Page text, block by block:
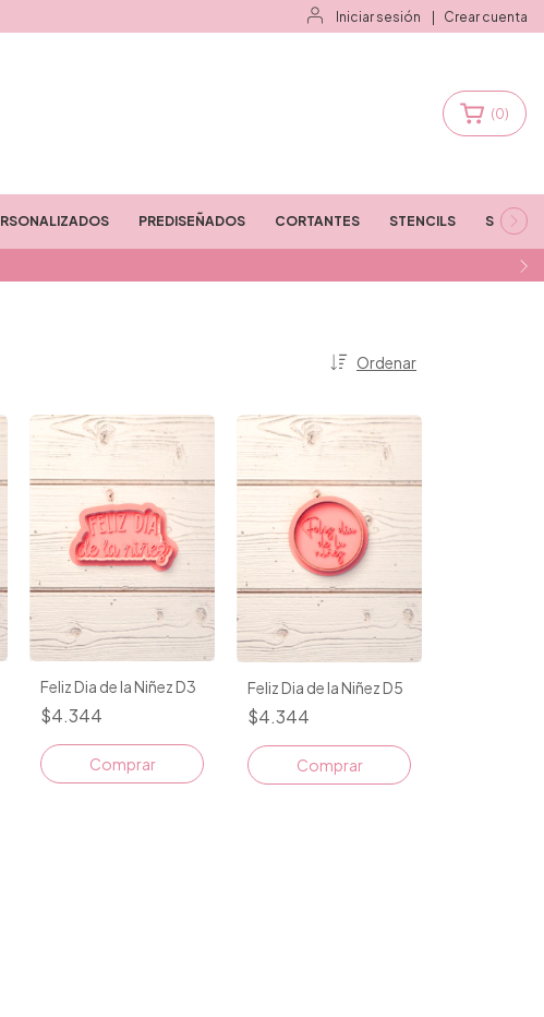
Iniciar sesión Crear cuenta
(0)
PREDISEÑADOS CORTANTES STENCILS STAMPS
Ordenar
Feliz Dia de la Niñez D3
$4.344
Comprar
Feliz Dia de la Niñez D5
$4.344
Comprar